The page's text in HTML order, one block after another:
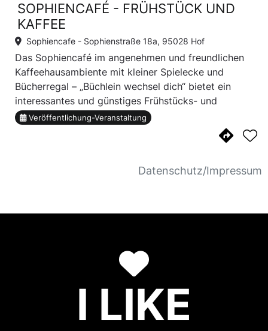
SOPHIENCAFÉ - FRÜHSTÜCK UND
KAFFEE
Sophiencafe - Sophienstraße 18a, 95028 Hof
Das Sophiencafé im angenehmen und freundlichen
Kaffeehausambiente mit kleiner Spielecke und
Bücherregal – „Büchlein wechsel dich“ bietet ein
interessantes und günstiges Frühstücks- und
Kaffeeangebot. Es ist der Ort für Austausch,
Veröffentlichung-Veranstaltung
Datenschutz/Impressum
I LIKE